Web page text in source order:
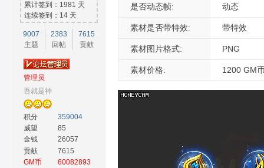
累计签到：1981 天
连续签到：14 天
9007
主题
2383
回帖
7615
贡献
管理员
吾就是神
积分
359004
威望
85
金钱
26057
贡献
7615
GM币
60082893
是否动态帧: 动态
素材是否带特效: 带特效
素材图片格式: PNG
素材价格: 1200 GM